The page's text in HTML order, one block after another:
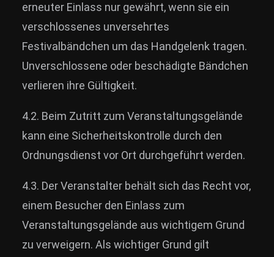
erneuter Einlass nur gewährt, wenn sie ein
verschlossenes unversehrtes
Festivalbändchen um das Handgelenk tragen.
Unverschlossene oder beschädigte Bändchen
verlieren ihre Gültigkeit.
4.2. Beim Zutritt zum Veranstaltungsgelände
kann eine Sicherheitskontrolle durch den
Ordnungsdienst vor Ort durchgeführt werden.
4.3. Der Veranstalter behält sich das Recht vor,
einem Besucher den Einlass zum
Veranstaltungsgelände aus wichtigem Grund
zu verweigern. Als wichtiger Grund gilt